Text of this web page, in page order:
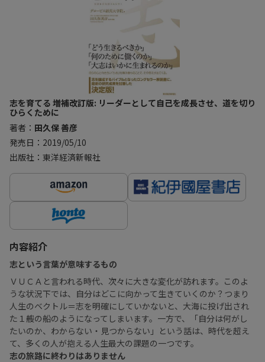
志を育てる 増補改訂版: リーダーとして自己を成長させ、道を切り
ひらくために
著者： 田久保 善彦
発売日：2019/05/10
出版社：東洋経済新報社
内容紹介
志という言葉が意味するもの
ＶＵＣＡと言われる時代、次々に大きな変化が訪れます。このよ
うな状況下では、自分はどこに向かって生きていくのか？つまり
人生のベクトル＝志を明確にしていかないと、大海に投げ出され
た１艘の船のようになってしまいます。一方で、「自分は何がし
たいのか、わからない・見つからない」という話は、時代を超え
て、多くの人が抱える人生最大の課題の一つです。
志の旅路に終わりはありません